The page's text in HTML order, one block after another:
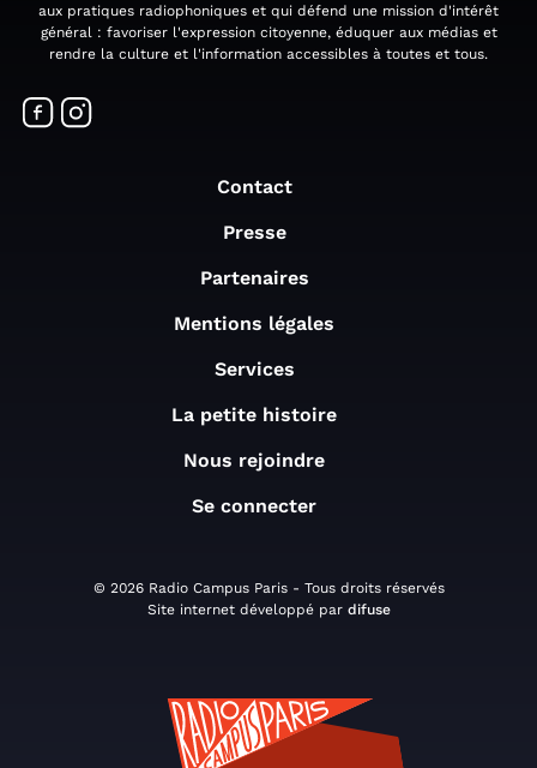
aux pratiques radiophoniques et qui défend une mission d'intérêt
général : favoriser l'expression citoyenne, éduquer aux médias et
rendre la culture et l'information accessibles à toutes et tous.
Contact
Presse
Partenaires
Mentions légales
Services
La petite histoire
Nous rejoindre
Se connecter
© 2026 Radio Campus Paris - Tous droits réservés
Site internet développé par difuse